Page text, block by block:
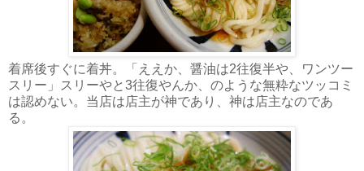
着席後すぐに着丼。「ええか、醤油は2往復半や、ワンツー
スリー」スリーやと3往復やんか、のような無粋なツッコミ
は認めない。当店は店主が神であり、神は店主なのであ
る。